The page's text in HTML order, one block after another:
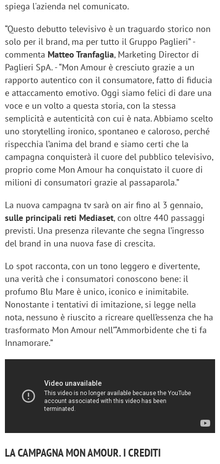
spiega l'azienda nel comunicato.
“Questo debutto televisivo è un traguardo storico non
solo per il brand, ma per tutto il Gruppo Paglieri” -
commenta Matteo Tranfaglia, Marketing Director di
Paglieri SpA. - “Mon Amour è cresciuto grazie a un
rapporto autentico con il consumatore, fatto di fiducia
e attaccamento emotivo. Oggi siamo felici di dare una
voce e un volto a questa storia, con la stessa
semplicità e autenticità con cui è nata. Abbiamo scelto
uno storytelling ironico, spontaneo e caloroso, perché
rispecchia l’anima del brand e siamo certi che la
campagna conquisterà il cuore del pubblico televisivo,
proprio come Mon Amour ha conquistato il cuore di
milioni di consumatori grazie al passaparola.”
La nuova campagna tv sarà on air fino al 3 gennaio,
sulle principali reti Mediaset, con oltre 440 passaggi
previsti. Una presenza rilevante che segna l’ingresso
del brand in una nuova fase di crescita.
Lo spot racconta, con un tono leggero e divertente,
una verità che i consumatori conoscono bene: il
profumo Blu Mare è unico, iconico e inimitabile.
Nonostante i tentativi di imitazione, si legge nella
nota, nessuno è riuscito a ricreare quell’essenza che ha
trasformato Mon Amour nell’“Ammorbidente che ti fa
Innamorare.”
LA CAMPAGNA MON AMOUR. I CREDITI